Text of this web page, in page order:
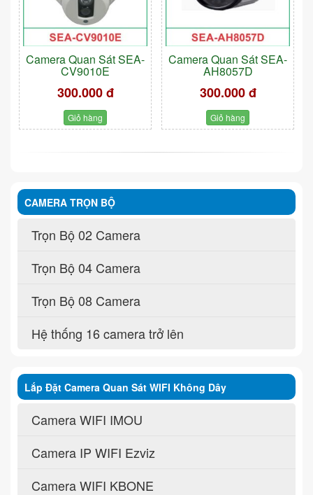
Camera Quan Sát SEA-
CV9010E
300.000 đ
Giỏ hàng
Camera Quan Sát SEA-
AH8057D
300.000 đ
Giỏ hàng
CAMERA TRỌN BỘ
Trọn Bộ 02 Camera
Trọn Bộ 04 Camera
Trọn Bộ 08 Camera
Hệ thống 16 camera trở lên
Lắp Đặt Camera Quan Sát WIFI Không Dây
Camera WIFI IMOU
Camera IP WIFI Ezviz
Camera WIFI KBONE